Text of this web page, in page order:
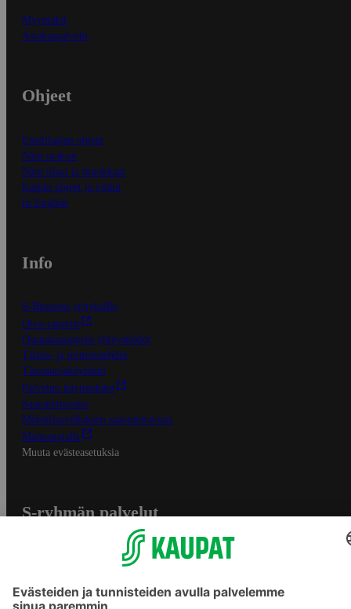
Myymälät
Asiakaspalvelu
Ohjeet
Ensitilaajan ohjeet
Näin maksat
Näin tilaat ja muokkaat
Kaikki ohjeet ja vinkit
In English
Info
S-Business yrityksille
Oiva-raportit
Osuuskauppojen yhteystiedot
Tilaus- ja toimitusehdot
Tietosuojakäytäntö
Palvelun käyttöehdot
Saavutettavuus
Mobiilisovelluksen saavutettavuus
Mainostajalle
Muuta evästeasetuksia
S-ryhmän palvelut
Yhteishyvä Ruoka -sovellus